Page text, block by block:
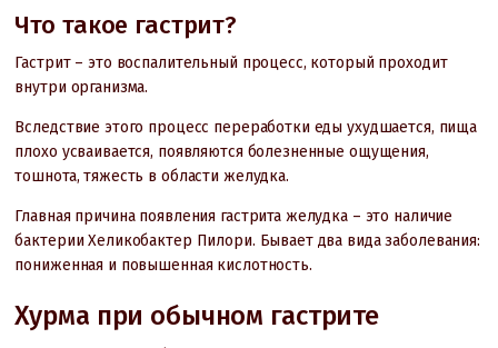
Что такое гастрит?
Гастрит – это воспалительный процесс, который проходит
внутри организма.
Вследствие этого процесс переработки еды ухудшается, пища
плохо усваивается, появляются болезненные ощущения,
тошнота, тяжесть в области желудка.
Главная причина появления гастрита желудка – это наличие
бактерии Хеликобактер Пилори. Бывает два вида заболевания:
пониженная и повышенная кислотность.
Хурма при обычном гастрите